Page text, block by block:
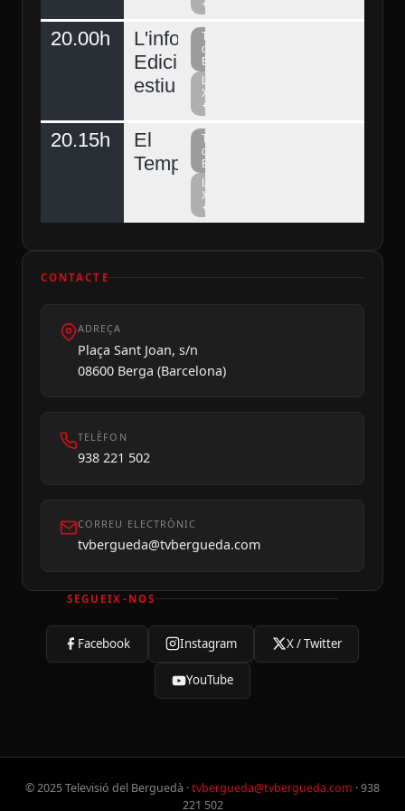
+
20.00h
L'informatiu
Edició
estiu
Televisió
del
Berguedà
La
Xarxa
+
20.15h
El
Temps
Televisió
del
Berguedà
La
Xarxa
+
CONTACTE
ADREÇA
Plaça Sant Joan, s/n
08600 Berga (Barcelona)
TELÈFON
938 221 502
CORREU ELECTRÒNIC
tvbergueda@tvbergueda.com
SEGUEIX-NOS
Facebook Instagram X / Twitter
YouTube
© 2025 Televisió del Berguedà ·tvbergueda@tvbergueda.com · 938
221 502